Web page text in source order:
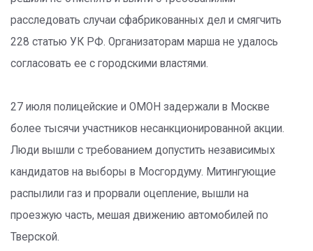
расследовать случаи сфабрикованных дел и смягчить
228 статью УК РФ. Организаторам марша не удалось
согласовать ее с городскими властями.
27 июля полицейские и ОМОН задержали в Москве
более тысячи участников несанкционированной акции.
Люди вышли с требованием допустить независимых
кандидатов на выборы в Мосгордуму. Митингующие
распылили газ и прорвали оцепление, вышли на
проезжую часть, мешая движению автомобилей по
Тверской.